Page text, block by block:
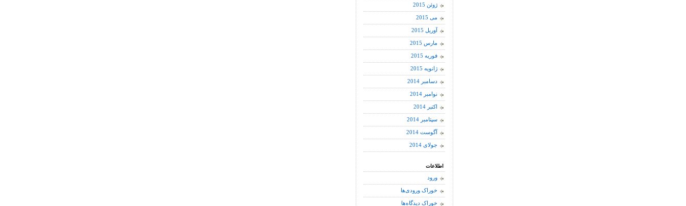
ژوئن 2015
می 2015
آوریل 2015
مارس 2015
فوریه 2015
ژانویه 2015
دسامبر 2014
نوامبر 2014
اکتبر 2014
سپتامبر 2014
آگوست 2014
جولای 2014
اطلاعات
ورود
خوراک ورودی‌ها
خوراک دیدگاه‌ها